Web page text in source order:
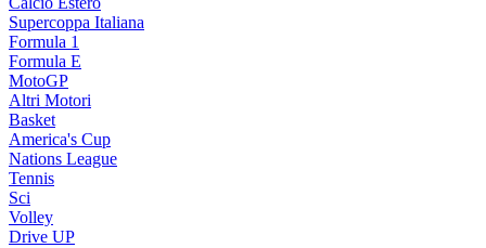
Supercoppa Italiana
Formula 1
Formula E
MotoGP
Altri Motori
Basket
America's Cup
Nations League
Tennis
Sci
Volley
Drive UP